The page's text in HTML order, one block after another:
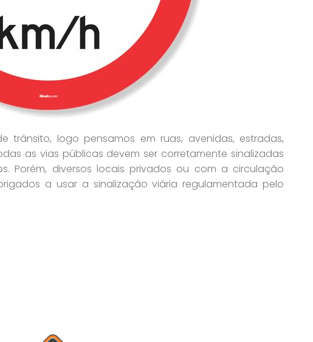
trânsito, logo pensamos em ruas, avenidas, estradas,
as vias públicas devem ser corretamente sinalizadas
Porém, diversos locais privados ou com a circulação
a usar a sinalização viária regulamentada pelo